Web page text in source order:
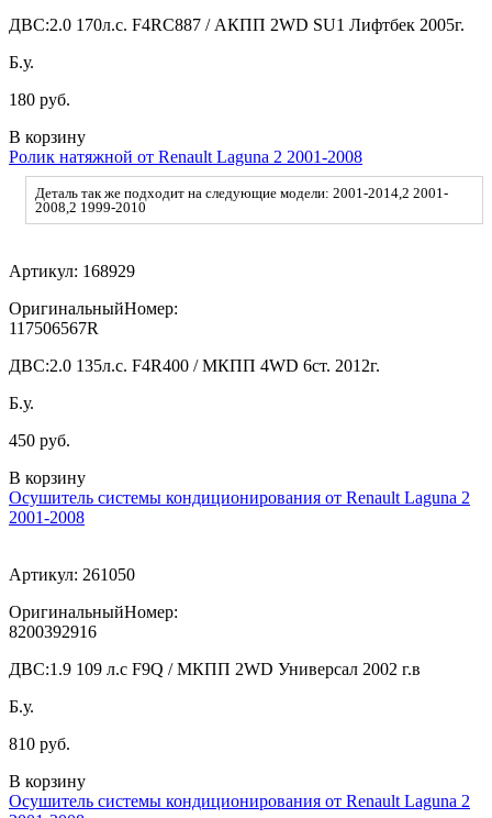
ДВС:2.0 170л.с. F4RC887 / АКПП 2WD SU1 Лифтбек 2005г.
Б.у.
180 руб.
В корзину
Ролик натяжной от Renault Laguna 2 2001-2008
Деталь так же подходит на следующие модели: 2001-2014,2 2001-
2008,2 1999-2010
Артикул: 168929
ОригинальныйНомер:
117506567R
ДВС:2.0 135л.с. F4R400 / МКПП 4WD 6ст. 2012г.
Б.у.
450 руб.
В корзину
Осушитель системы кондиционирования от Renault Laguna 2
2001-2008
Артикул: 261050
ОригинальныйНомер:
8200392916
ДВС:1.9 109 л.с F9Q / МКПП 2WD Универсал 2002 г.в
Б.у.
810 руб.
В корзину
Осушитель системы кондиционирования от Renault Laguna 2